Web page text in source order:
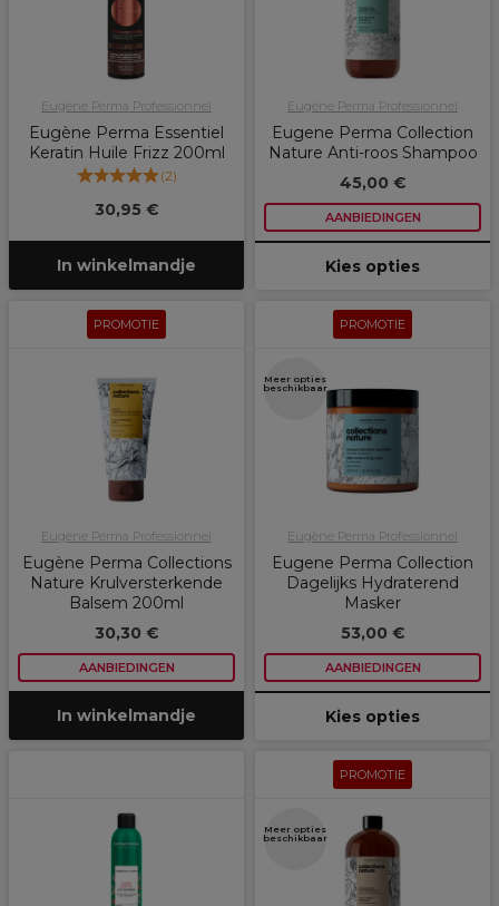
Eugène Perma Professionnel
Eugène Perma Essentiel
Keratin Huile Frizz 200ml
(2)
30,95 €
In winkelmandje
Eugène Perma Professionnel
Eugene Perma Collection
Nature Anti-roos Shampoo
45,00 €
AANBIEDINGEN
Kies opties
PROMOTIE
Eugène Perma Professionnel
Eugène Perma Collections
Nature Krulversterkende
Balsem 200ml
30,30 €
AANBIEDINGEN
In winkelmandje
PROMOTIE
Meer opties
beschikbaar
Eugène Perma Professionnel
Eugene Perma Collection
Dagelijks Hydraterend
Masker
53,00 €
AANBIEDINGEN
Kies opties
PROMOTIE
Meer opties
beschikbaar